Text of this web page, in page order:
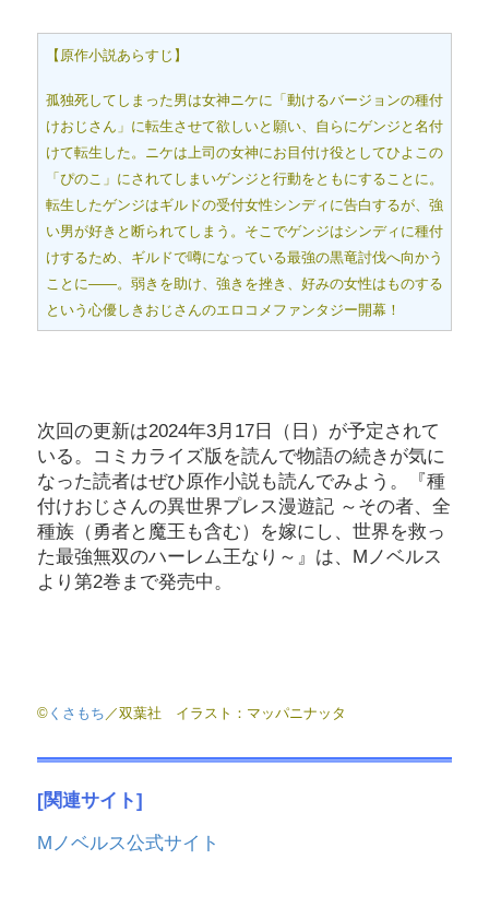
【原作小説あらすじ】
孤独死してしまった男は女神ニケに「動けるバージョンの種付
けおじさん」に転生させて欲しいと願い、自らにゲンジと名付
けて転生した。ニケは上司の女神にお目付け役としてひよこの
「ぴのこ」にされてしまいゲンジと行動をともにすることに。
転生したゲンジはギルドの受付女性シンディに告白するが、強
い男が好きと断られてしまう。そこでゲンジはシンディに種付
けするため、ギルドで噂になっている最強の黒竜討伐へ向かう
ことに――。弱きを助け、強きを挫き、好みの女性はものする
という心優しきおじさんのエロコメファンタジー開幕！
次回の更新は2024年3月17日（日）が予定されて
いる。コミカライズ版を読んで物語の続きが気に
なった読者はぜひ原作小説も読んでみよう。『種
付けおじさんの異世界プレス漫遊記 ～その者、全
種族（勇者と魔王も含む）を嫁にし、世界を救っ
た最強無双のハーレム王なり～』は、Mノベルス
より第2巻まで発売中。
© くさもち ／双葉社 イラスト：マッパニナッタ
[関連サイト]
Mノベルス公式サイト